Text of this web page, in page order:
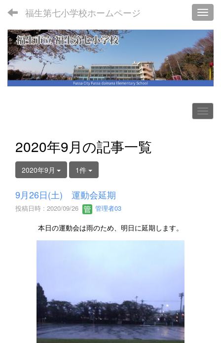
福生第七小学校ホームページ
2020年9月の記事一覧
2020年9月 1件
9月26日(土) 運動会延期
投稿日時 : 2020/09/26 管理者03
本日の運動会は雨のため、明日に延期します。